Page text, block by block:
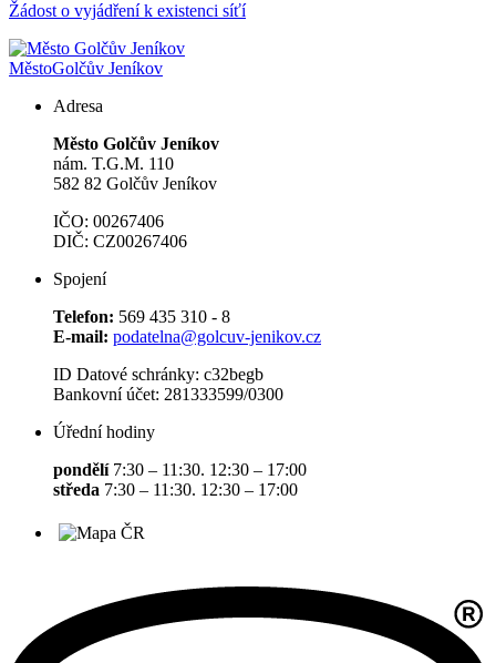
Žádost o vyjádření k existenci síťí
MěstoGolčův Jeníkov
Adresa
Město Golčův Jeníkov
nám. T.G.M. 110
582 82 Golčův Jeníkov
IČO: 00267406
DIČ: CZ00267406
Spojení
Telefon: 569 435 310 - 8
E-mail: podatelna@golcuv-jenikov.cz
ID Datové schránky: c32begb
Bankovní účet: 281333599/0300
Úřední hodiny
pondělí7:30 – 11:30. 12:30 – 17:00
středa 7:30 – 11:30. 12:30 – 17:00